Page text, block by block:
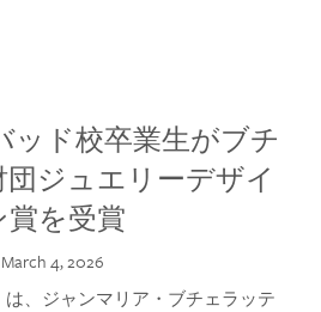
ッド校卒業生がブチ
ジュエリーデザイ
賞を受賞
March 4, 2026
、ジャンマリア・ブチェラッテ